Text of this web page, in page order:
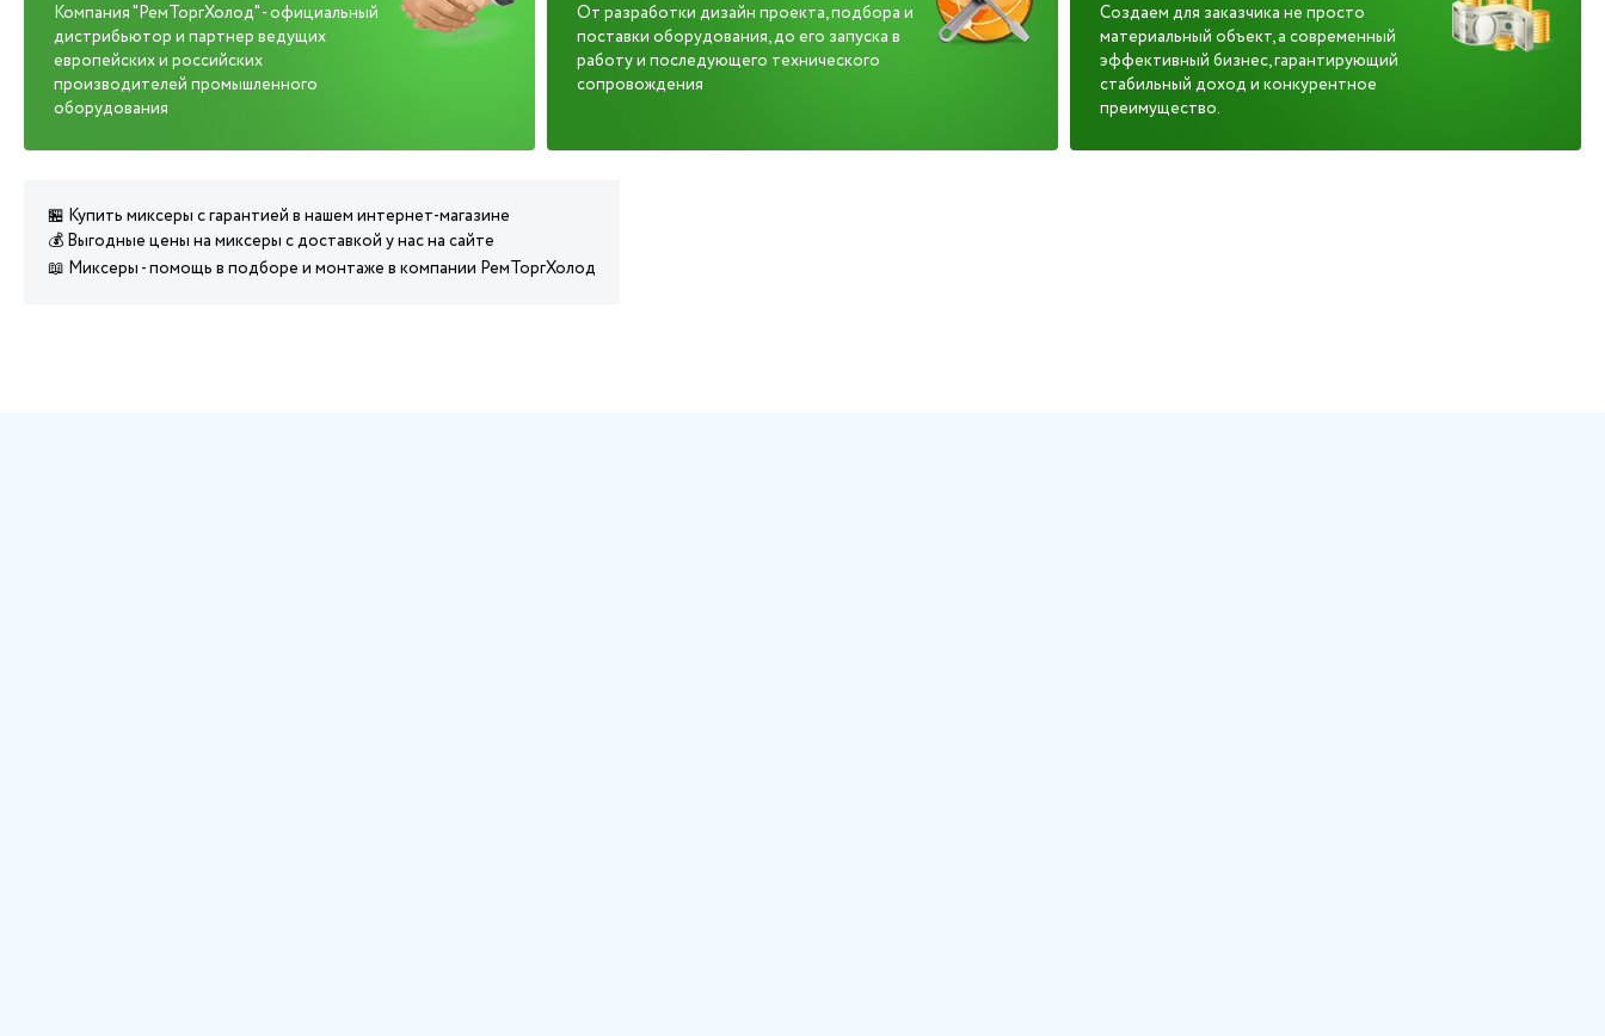
Компания "РемТоргХолод" - официальный
дистрибьютор и партнер ведущих
европейских и российских
производителей промышленного
оборудования
От разработки дизайн проекта, подбора и
поставки оборудования, до его запуска в
работу и последующего технического
сопровождения
Создаем для заказчика не просто
материальный объект, а современный
эффективный бизнес, гарантирующий
стабильный доход и конкурентное
преимущество.
🏪 Купить миксеры с гарантией в нашем интернет-магазине
💰 Выгодные цены на миксеры с доставкой у нас на сайте
📖 Миксеры - помощь в подборе и монтаже в компании РемТоргХолод